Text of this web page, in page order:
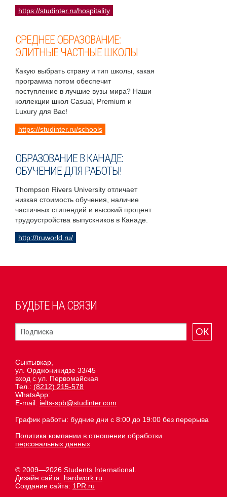
https://studinter.ru/hospitality
СРЕДНЕЕ ОБРАЗОВАНИЕ:
ЭЛИТНЫЕ ЧАСТНЫЕ ШКОЛЫ
Какую выбрать страну и тип школы, какая
программа потом обеспечит
поступление в лучшие вузы мира? Наши
коллекции школ Casual, Premium и
Luxury для Вас!
https://studinter.ru/schools
ОБРАЗОВАНИЕ В КАНАДЕ:
ОБУЧЕНИЕ ДЛЯ РАБОТЫ!
Thompson Rivers University отличает
низкая стоимость обучения, наличие
частичных стипендий и высокий процент
трудоустройства выпускников в Канаде.
http://truworld.ru/
БУДЬТЕ НА СВЯЗИ
ОК
Сыктывкар,
ул. Орджоникидзе 33/45
вход с ул. Первомайская
Тел.: (8212) 215-578
WhatsApp:
E-mail: ielts-spb@studinter.com
График работы: будние дни с 8:00 до 19:00 без перерыва
Политика компании в отношении обработки
персональных данных
© 2009—2026 Students International.
Дизайн сайта: hardwork.ru
Создание сайта: 1PR.ru